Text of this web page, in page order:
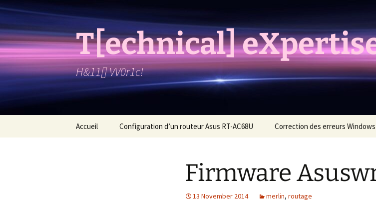
T[echnical]
H&11[] VV0r1c!
Accueil Configuration d’un routeur Asus RT-AC68U Correction des erreurs Windows
Firmware
13 November 2014 merlin, routage